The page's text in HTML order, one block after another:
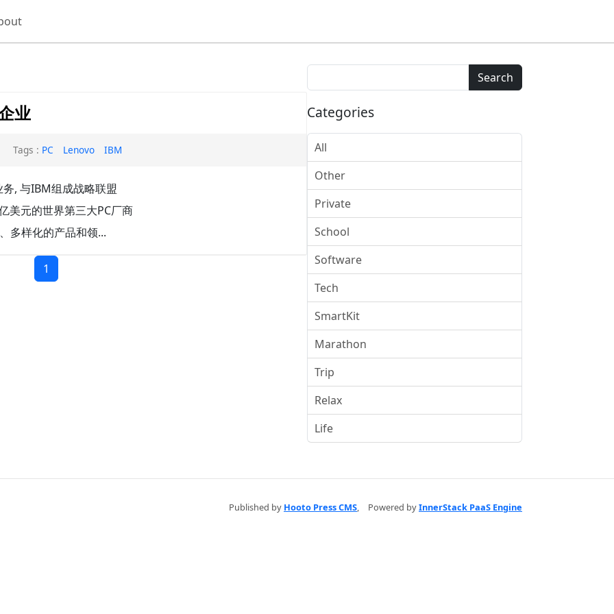
Search
业
Tags : PC Lenovo IBM
, 与IBM组成战略联盟
美元的世界第三大PC厂商
多样化的产品和领...
1
Categories
All
Other
Private
School
Software
Tech
SmartKit
Marathon
Trip
Relax
Life
Published by Hooto Press CMS, Powered byInnerStack PaaS Engine